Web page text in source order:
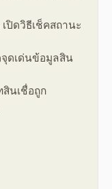
ปิดวิธีเช็คสถานะ
ดเด่นข้อมูลสิน
นเชื่อถูก